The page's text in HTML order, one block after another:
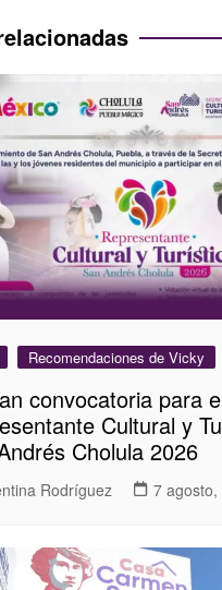
Recomendaciones de Vicky
convocatoria para
Cultural y
Cholula 2026
Rodríguez 7 agosto,